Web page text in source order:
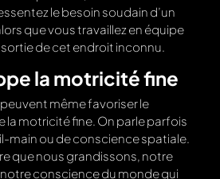
le besoin soudain d’un
que vous travaillez en équipe
de cet endroit inconnu.
la motricité fine
même favoriser le
motricité fine. On parle parfois
ou de conscience spatiale.
que nous grandissons, notre
conscience du monde qui